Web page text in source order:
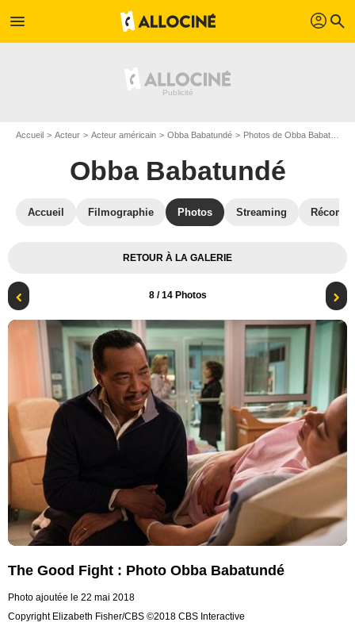
menu profil search
Accueil Acteur Acteur américain Obba Babatundé Photos de Obba Babatundé
Obba Babatundé
Accueil Filmographie Photos Streaming
RETOUR À LA GALERIE
8/ 14 Photos
The Good Fight : Photo Obba Babatundé
Photo ajoutée le 22 mai 2018
Copyright Elizabeth Fisher/CBS ©2018 CBS Interactive